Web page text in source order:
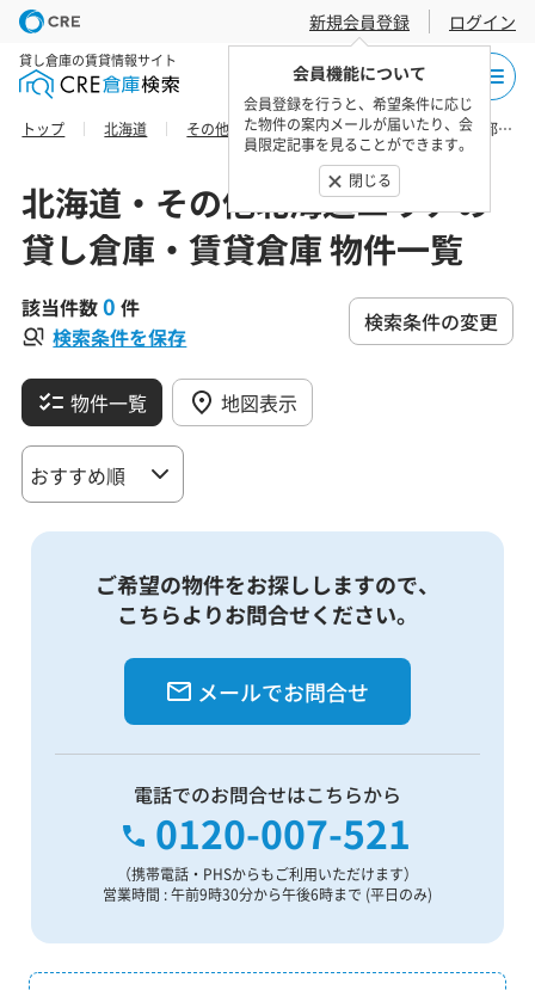
新規会員登録
会員機能について
会員登録を行うと、希望条件に応じ
た物件の案内メールが届いたり、会
員限定記事を見ることができます。
閉じる
ログイン
貸し倉庫の賃貸情報サイト
トップ 北海道 その他北海道エリア 後志総合振興局留寿都村の貸し倉庫・賃貸倉庫 物件一覧
北海道・その他北海道エリアの
貸し倉庫・賃貸倉庫 物件一覧
該当件数0 件
検索条件を保存
検索条件の変更
物件一覧 地図表示
ご希望の物件をお探ししますので、
こちらよりお問合せください。
メールでお問合せ
電話でのお問合せはこちらから
0120-007-521
（携帯電話・PHSからもご利用いただけます）
営業時間 : 午前9時30分から午後6時まで (平日のみ)